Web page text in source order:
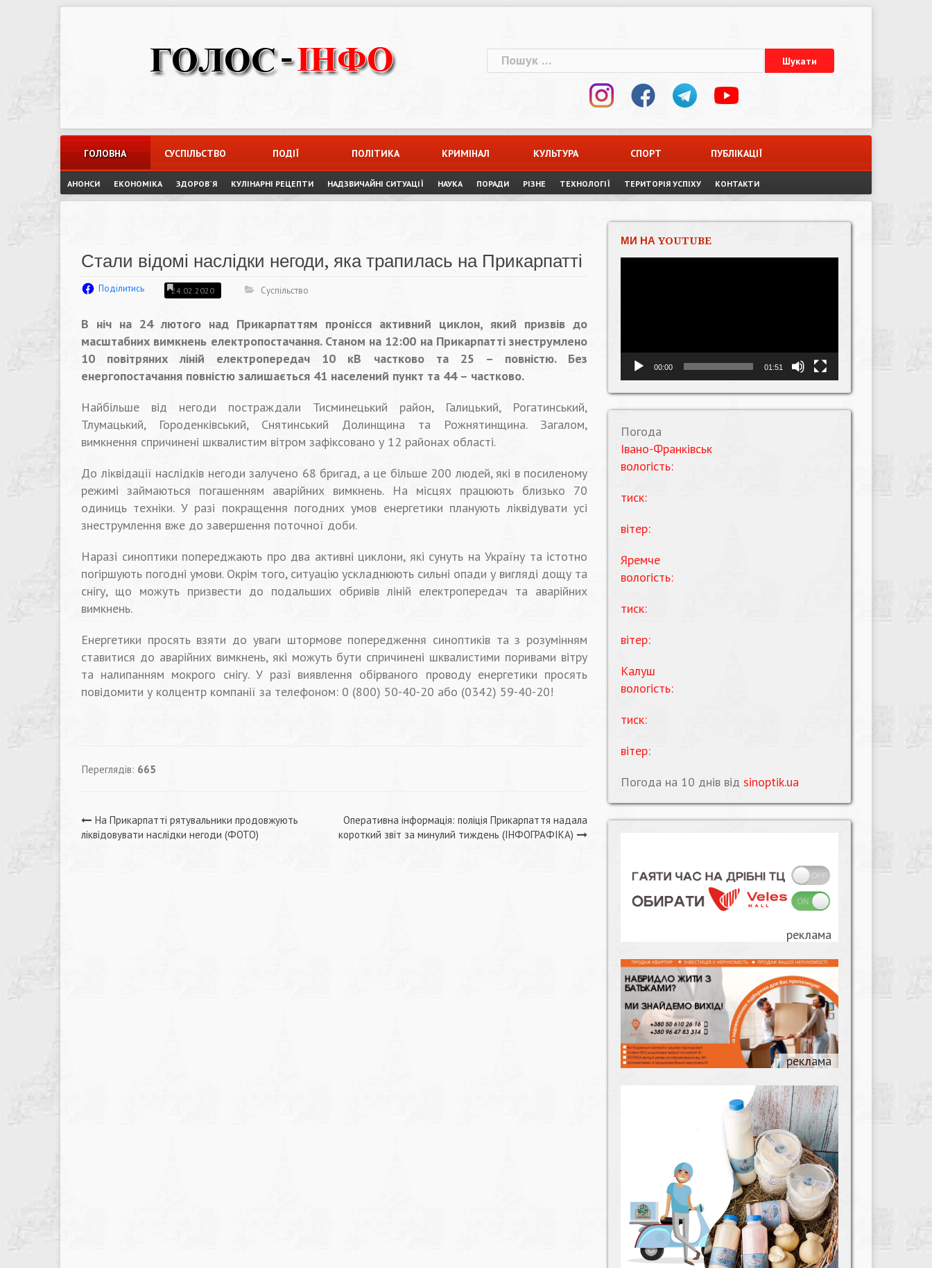
Пошук:
ГОЛОВНА СУСПІЛЬСТВО ПОДІЇ ПОЛІТИКА КРИМІНАЛ КУЛЬТУРА СПОРТ ПУБЛІКАЦІЇ
АНОНСИ ЕКОНОМІКА ЗДОРОВ`Я КУЛІНАРНІ РЕЦЕПТИ НАДЗВИЧАЙНІ СИТУАЦІЇ НАУКА ПОРАДИ РІЗНЕ ТЕХНОЛОГІЇ ТЕРИТОРІЯ УСПІХУ КОНТАКТИ
Стали відомі наслідки негоди, яка трапилась на Прикарпатті
Поділитись 24.02.2020 Суспільство
В ніч на 24 лютого над Прикарпаттям пронісся активний циклон, який призвів до
масштабних вимкнень електропостачання. Станом на 12:00 на Прикарпатті знеструмлено
10 повітряних ліній електропередач 10 кВ частково та 25 – повністю. Без
енергопостачання повністю залишається 41 населений пункт та 44 – частково.
Найбільше від негоди постраждали Тисминецький район, Галицький, Рогатинський,
Тлумацький, Городенківський,Снятинський Долинщина та Рожнятинщина. Загалом,
вимкнення спричинені шквалистим вітром зафіксовано у 12 районах області.
До ліквідації наслідків негоди залучено 68 бригад, а це більше 200 людей, які в посиленому
режимі займаються погашенням аварійних вимкнень. На місцях працюють близько 70
одиниць техніки. У разі покращення погодних умов енергетики планують ліквідувати усі
знеструмлення вже до завершення поточної доби.
Наразі синоптики попереджають про два активні циклони, які сунуть на Україну та істотно
погіршують погодні умови. Окрім того, ситуацію ускладнюють сильні опади у вигляді дощу та
снігу, що можуть призвести до подальших обривів ліній електропередач та аварійних
вимкнень.
Енергетики просять взяти до уваги штормове попередження синоптиків та з розумінням
ставитися до аварійних вимкнень, які можуть бути спричинені шквалистими поривами вітру
та налипанням мокрого снігу. У разі виявлення обірваного проводу енергетики просять
повідомити у колцентр компанії за телефоном: 0 (800) 50-40-20 або (0342) 59-40-20!
Переглядів: 665
Навігація
На Прикарпатті рятувальники продовжують
ліквідовувати наслідки негоди (ФОТО)
Оперативна інформація: поліція Прикарпаття надала
короткий звіт за минулий тиждень (ІНФОГРАФІКА)
МИ НА YOUTUBE
00:00 01:51
Погода
Івано-Франківськ
вологість:
тиск:
вітер:
Яремче
вологість:
тиск:
вітер:
Калуш
вологість:
тиск:
вітер:
Погода на 10 днів від sinoptik.ua